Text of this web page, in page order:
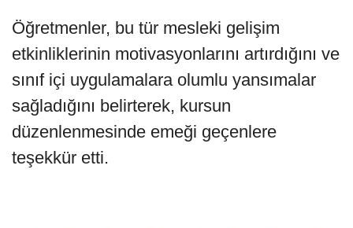
Öğretmenler, bu tür mesleki gelişim
etkinliklerinin motivasyonlarını artırdığını ve
sınıf içi uygulamalara olumlu yansımalar
sağladığını belirterek, kursun
düzenlenmesinde emeği geçenlere
teşekkür etti.